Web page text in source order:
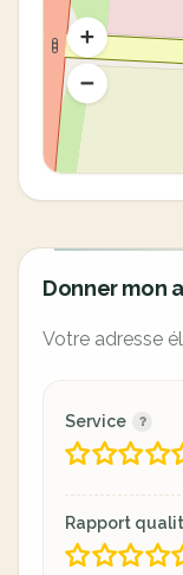
Donner mon
Votre adresse
Service
Rapport